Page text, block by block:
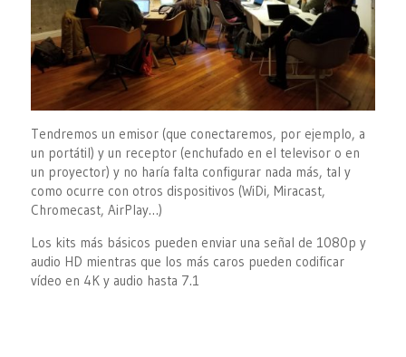
Tendremos un emisor (que conectaremos, por ejemplo, a
un portátil) y un receptor (enchufado en el televisor o en
un proyector) y no haría falta configurar nada más, tal y
como ocurre con otros dispositivos (WiDi, Miracast,
Chromecast, AirPlay…)
Los kits más básicos pueden enviar una señal de 1080p y
audio HD mientras que los más caros pueden codificar
vídeo en 4K y audio hasta 7.1